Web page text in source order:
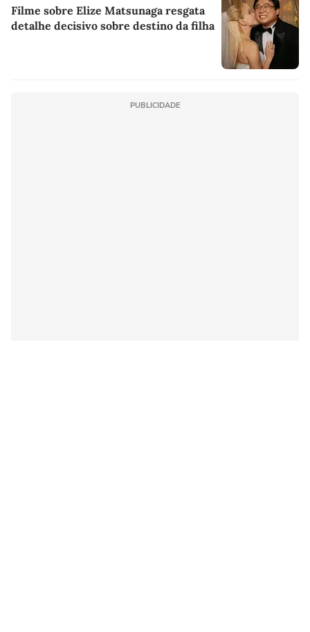
Filme sobre Elize Matsunaga resgata
detalhe decisivo sobre destino da filha
PUBLICIDADE